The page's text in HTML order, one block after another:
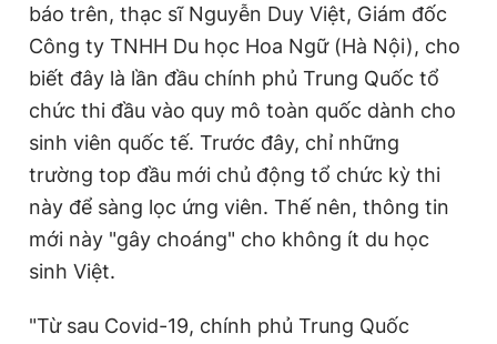
báo trên, thạc sĩ Nguyễn Duy Việt, Giám đốc
Công ty TNHH Du học Hoa Ngữ (Hà Nội), cho
biết đây là lần đầu chính phủ Trung Quốc tổ
chức thi đầu vào quy mô toàn quốc dành cho
sinh viên quốc tế. Trước đây, chỉ những
trường top đầu mới chủ động tổ chức kỳ thi
này để sàng lọc ứng viên. Thế nên, thông tin
mới này "gây choáng" cho không ít du học
sinh Việt.
"Từ sau Covid-19, chính phủ Trung Quốc